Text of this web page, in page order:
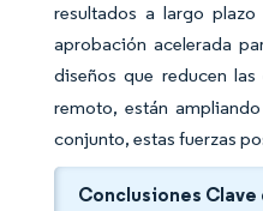
resultados a largo
aprobación acelerada
diseños que reducen
remoto, están
conjunto, estas fuerzas
Conclusiones